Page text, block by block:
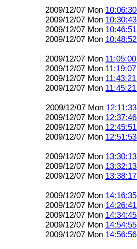
2009/12/07 Mon 10:06:30
2009/12/07 Mon 10:30:43
2009/12/07 Mon 10:46:51
2009/12/07 Mon 10:48:52
2009/12/07 Mon 11:05:00
2009/12/07 Mon 11:19:07
2009/12/07 Mon 11:43:21
2009/12/07 Mon 11:45:21
2009/12/07 Mon 12:11:33
2009/12/07 Mon 12:37:46
2009/12/07 Mon 12:45:51
2009/12/07 Mon 12:51:53
2009/12/07 Mon 13:30:13
2009/12/07 Mon 13:32:13
2009/12/07 Mon 13:38:17
2009/12/07 Mon 14:16:35
2009/12/07 Mon 14:26:41
2009/12/07 Mon 14:34:45
2009/12/07 Mon 14:54:55
2009/12/07 Mon 14:56:56